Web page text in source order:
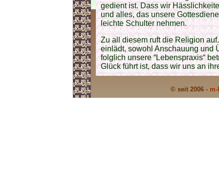
gedient ist. Dass wir
und alles, das unsere
leichte Schulter nehmen.
Zu all diesem ruft die Religion
einlädt, sowohl Anschauung und
folglich unsere “Lebenspraxis“
Glück führt ist, dass wir uns an
© seit 2006 -